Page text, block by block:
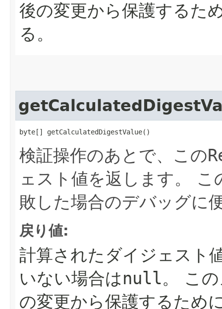
後の変更から保護するた
る。
byte[] getCalculatedDigestValue()
検証操作のあとで、この
ェスト値を返します。
こ
敗した場合のデバッグに
戻り値:
計算されたダイジェスト
いない場合はnull。
こ
の変更から保護するため